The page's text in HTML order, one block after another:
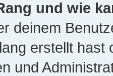
und wie
deinem
erstellt
und